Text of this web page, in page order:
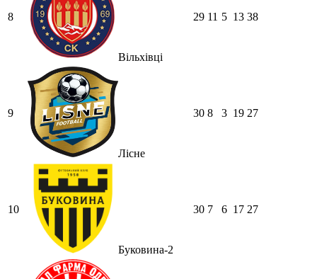
8
Вільхівці
29 11 5 13 38
9
Лісне
30 8 3 19 27
10
Буковина-2
30 7 6 17 27